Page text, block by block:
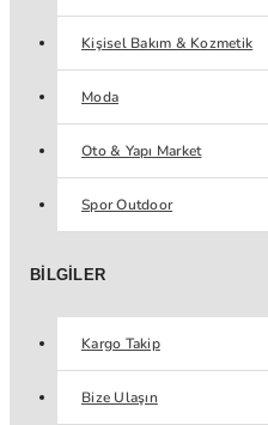
Kişisel Bakım & Kozmetik
Moda
Oto & Yapı Market
Spor Outdoor
BILGILER
Kargo Takip
Bize Ulaşın